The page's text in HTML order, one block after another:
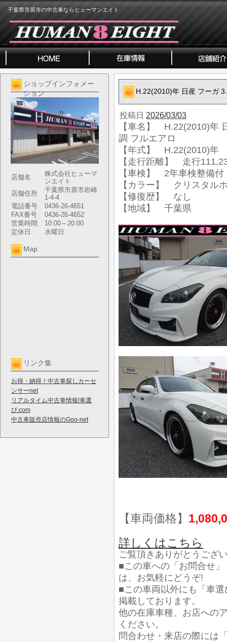
千葉県市原市の中古車ならヒューマンエイト
ショップインフォメー
ション
店舗名
株式会社ヒューマ
ンエイト
店舗住所
千葉県市原市岩崎
1-4-4
電話番号
0436-26-4651
FAX番号
0436-26-4652
営業時間
10:00～20:00
定休日
水曜日
Map
リンク集
お得・納得！中古車探しカーセ
ンサーnet
リアルタイム中古車情報!車選
び.com
中古車販売店情報のGoo-net
H.22(2010)年 日産 フーガ
投稿日 2026/03/03
【車名】 H.22(2010)年
調 フルエアロ
【年式】 H.22(2010)年
【走行距離】 走行
【車検】 2年車検整備付
【カラー】 クリスタル
【修復歴】 なし
【地域】 千葉県
【車両価格】
詳しくはこちら
ご覧頂きありがとうござ
■この車への「お問合せ
は、お気軽にどうぞ!
■この車両以外にも「車
掲載しております。
他の在庫車種、お店への
ください。
問合わせ・来店の際には